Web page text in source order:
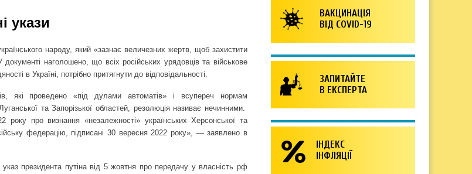
укази
народу, який «зазнає величезних жертв, щоб захистити
документі наголошено, що всіх російських урядовців та військове
в Україні, потрібно притягнути до відповідальності.
які проведено «під дулами автоматів» і всупереч нормам
та Запорізької областей, резолюція називає нечинними.
про визнання «незалежності» українських Херсонської та
федерацію, підписані 30 вересня 2022 року», — заявлено в
президента путіна від 5 жовтня про передачу у власність рф
ВАКЦИНАЦІЯ
ВІД COVID-19
ЗАПИТАЙТЕ
В ЕКСПЕРТА
ІНДЕКС
ІНФЛЯЦІЇ